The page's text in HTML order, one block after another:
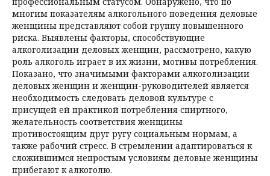
многим показателям алкогольного поведения деловые
женщины представляют собой группу повышенного
риска. Выявлены факторы, способствующие
алкоголизации деловых женщин, рассмотрено, какую
роль алкоголь играет в их жизни, мотивы потребления.
Показано, что значимыми факторами алкоголизации
деловых женщин и женщин-руководителей является
необходимость следовать деловой культуре с
присущей ей практикой потребления спиртного,
желательность соответствия женщины
противостоящим друг ругу социальным нормам, а
также рабочий стресс. В стремлении адаптироваться к
сложившимся непростым условиям деловые женщины
прибегают к алкоголю.